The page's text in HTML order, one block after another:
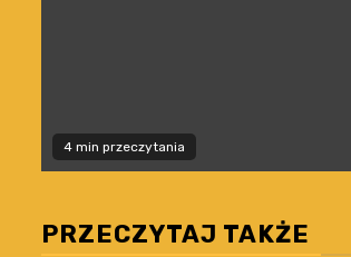
4 min przeczytania
PRZECZYTAJ TAKŻE